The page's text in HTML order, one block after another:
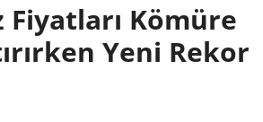
Fiyatları Kömüre
Yeni Rekor